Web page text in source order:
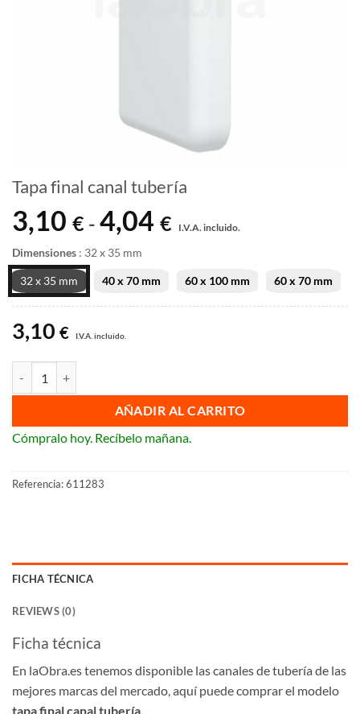
Tapa final canal tubería
3,10 € - 4,04 €
de
desde
hasta
I.V.A. incluido.
Dimensiones : 32 x 35 mm
32 x 35 mm 40 x 70 mm 60 x 100 mm 60 x 70 mm
3,10 € I.V.A. incluido.
AÑADIR AL CARRITO
Cómpralo hoy. Recíbelo mañana.
Referencia:611283
FICHA TÉCNICA
REVIEWS (0)
Ficha técnica
En laObra.es tenemos disponible las canales de tubería de las
mejores marcas del mercado, aquí puede comprar el modelo
tapa final canal tubería.